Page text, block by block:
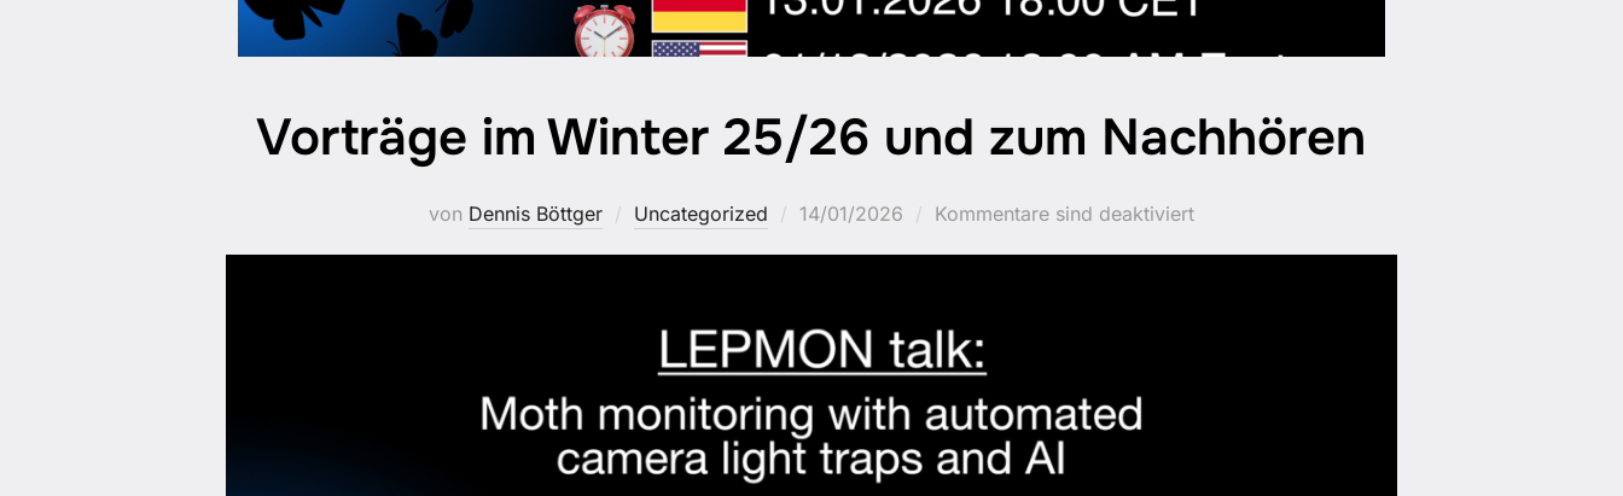
Vorträge im Winter 25/26 und zum Nachhören
von Dennis Böttger Uncategorized
Veröffentlicht
14/01/2026 Kommentare sind deaktiviert